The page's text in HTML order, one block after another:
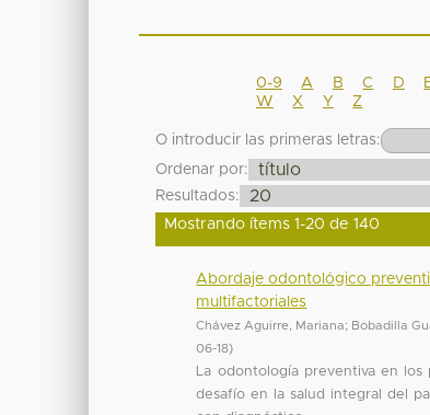
0-9 A B C D
W
X Y Z
O introducir las primeras letras:
Ordenar por:
Resultados:
Mostrando ítems 1-20 de 140
Abordaje odontológico
multifactoriales
Chávez Aguirre, Mariana; Bobadilla
06-18)
La odontología preventiva en
desafío en la salud integral del